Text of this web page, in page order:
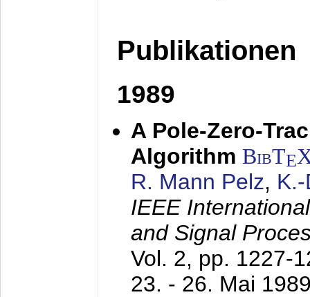
Publikationen
1989
A Pole-Zero-
Algorithm BibTE
R. Mann Pelz,
IEEE
and Signal
Vol. 2, pp. 1227-
23. - 26. Mai